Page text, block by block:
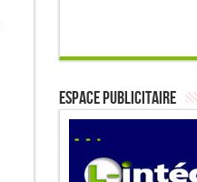
ESPACE PUBLICITAIRE